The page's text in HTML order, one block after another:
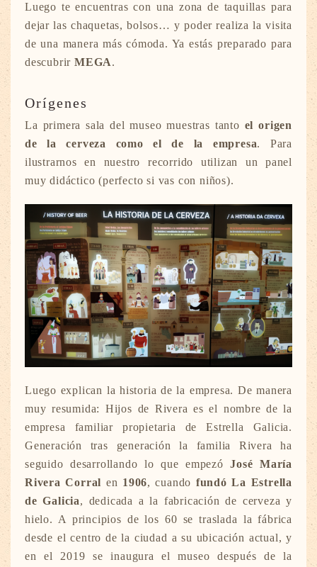
Luego te encuentras con una zona de taquillas para
dejar las chaquetas, bolsos… y poder realiza la visita
de una manera más cómoda. Ya estás preparado para
descubrir MEGA.
Orígenes
La primera sala del museo muestras tanto el origen
de la cerveza como el de la empresa. Para
ilustrarnos en nuestro recorrido utilizan un panel
muy didáctico (perfecto si vas con niños).
Luego explican la historia de la empresa. De manera
muy resumida: Hijos de Rivera es el nombre de la
empresa familiar propietaria de Estrella Galicia.
Generación tras generación la familia Rivera ha
seguido desarrollando lo que empezóJosé María
Rivera Corral en 1906, cuando fundó La Estrella
de Galicia, dedicada a la fabricación de cerveza y
hielo. A principios de los 60 se traslada la fábrica
desde el centro de la ciudad a su ubicación actual, y
en el 2019 se inaugura el museo después de la